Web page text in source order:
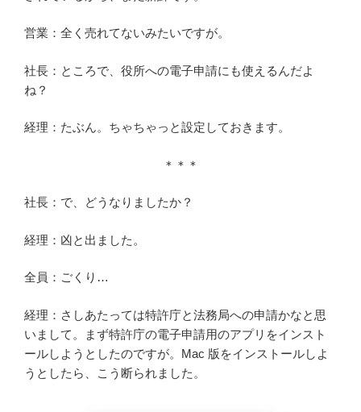
営業：全く売れてないみたいですが。
社長：ところで、役所への電子申請にも使えるんだよ
ね？
経理：たぶん。ちゃちゃっと設定しておきます。
＊＊＊
社長：で、どうなりましたか？
経理：凶と出ました。
全員：ごくり…
経理：さしあたっては特許庁と法務局への申請かなと思
いまして。まず特許庁の電子申請用のアプリをインスト
ールしようとしたのですが。Mac 版をインストールしよ
うとしたら、こう断られました。